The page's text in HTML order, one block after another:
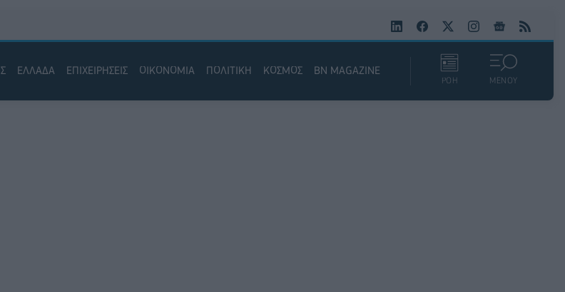
ΕΛΛΑΔΑ ΕΠΙΧΕΙΡΗΣΕΙΣ ΟΙΚΟΝΟΜΙΑ ΠΟΛΙΤΙΚΗ ΚΟΣΜΟΣ BN MAGAZINE
ΡΟΗ ΜΕΝΟΥ